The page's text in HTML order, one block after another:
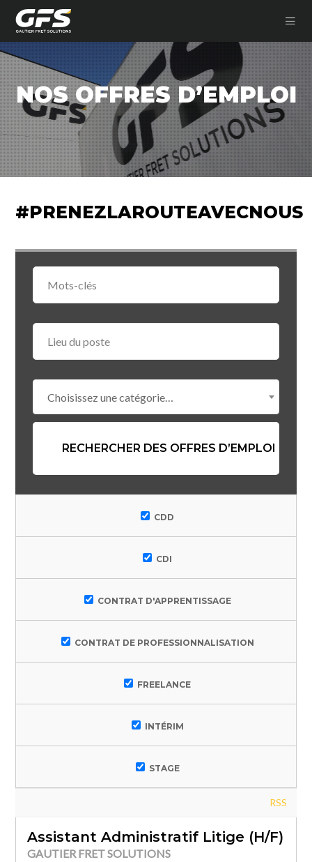
NOS OFFRES D’EMPLOI
#PRENEZLAROUTEAVECNOUS
Choisissez une catégorie…
CDD
CDI
CONTRAT D'APPRENTISSAGE
CONTRAT DE PROFESSIONNALISATION
FREELANCE
INTÉRIM
STAGE
RSS
Assistant Administratif Litige (H/F)
GAUTIER FRET SOLUTIONS